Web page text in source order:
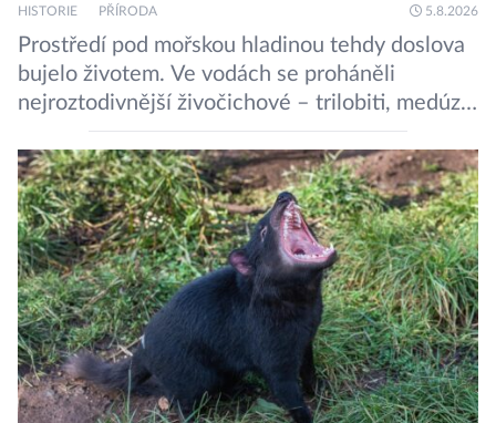
HISTORIE PŘÍRODA 5.8.2026
Prostředí pod mořskou hladinou tehdy doslova
bujelo životem. Ve vodách se proháněli
nejroztodivnější živočichové – trilobiti, medúzy
či hlavonožci. V dávném kambriu žil také
prazvláštní stonožce podobný tvor, který měl
zárodky zbraní typických pro dnešní pavouky.
Pavouci, štíři či klíšťata jsou členovci patřící do
skupiny klepítkatců. Vyznačují se takzvanými
chelicerami, které u nich představují právě […]